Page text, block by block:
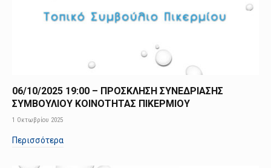
06/10/2025 19:00 – ΠΡΟΣΚΛΗΣΗ ΣΥΝΕΔΡΙΑΣΗΣ
ΣΥΜΒΟΥΛΙΟΥ ΚΟΙΝΟΤΗΤΑΣ ΠΙΚΕΡΜΙΟΥ
1 Οκτωβρίου 2025
Περισσότερα